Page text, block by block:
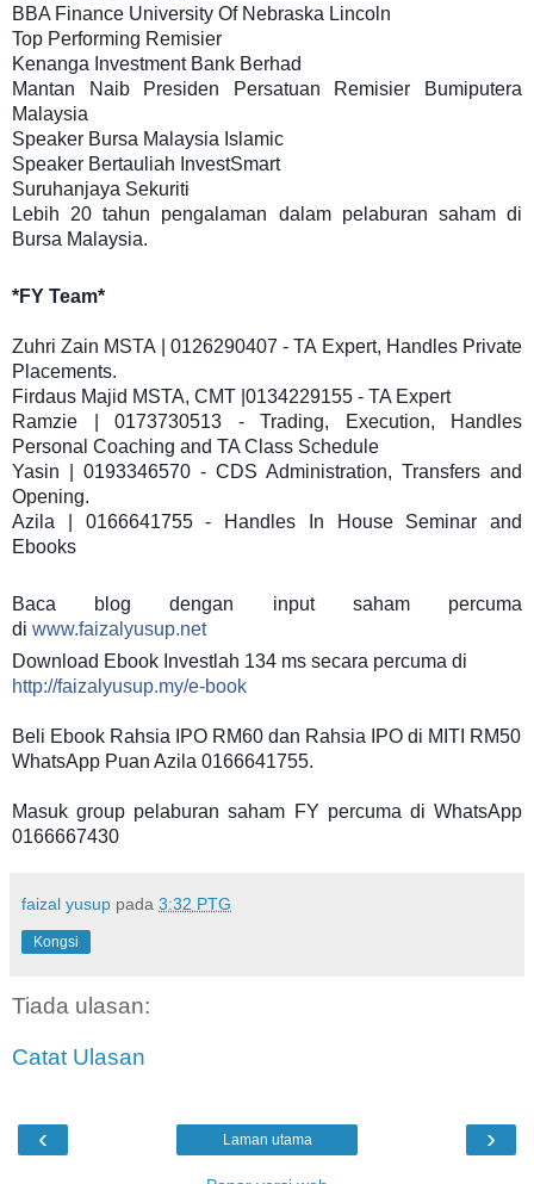
BBA Finance University Of Nebraska Lincoln
Top Performing Remisier
Kenanga Investment Bank Berhad
Mantan Naib Presiden Persatuan Remisier Bumiputera
Malaysia
Speaker Bursa Malaysia Islamic
Speaker Bertauliah InvestSmart
Suruhanjaya Sekuriti
Lebih 20 tahun pengalaman dalam pelaburan saham di
Bursa Malaysia.
*FY Team*
Zuhri Zain MSTA | 0126290407 - TA Expert, Handles Private
Placements.
Firdaus Majid MSTA, CMT |0134229155 - TA Expert
Ramzie | 0173730513 - Trading, Execution, Handles
Personal Coaching and TA Class Schedule
Yasin | 0193346570 - CDS Administration, Transfers and
Opening.
Azila | 0166641755 - Handles In House Seminar and
Ebooks
Baca blog dengan input saham percuma
di www.faizalyusup.net
Download Ebook Investlah 134 ms secara percuma di
http://faizalyusup.my/e-book
Beli Ebook Rahsia IPO RM60 dan Rahsia IPO di MITI RM50
WhatsApp Puan Azila 0166641755.
Masuk group pelaburan saham FY percuma di WhatsApp
0166667430
faizal yusup pada 3:32 PTG
Kongsi
Tiada ulasan:
Catat Ulasan
‹ ›
Laman utama